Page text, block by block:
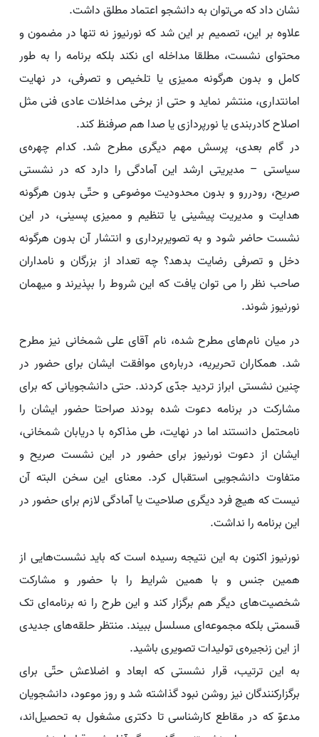
نشان داد که می‌توان به دانشجو اعتماد مطلق داشت.
علاوه بر این، تصمیم بر این شد که نورنیوز نه تنها در مضمون و
محتوای نشست، ‌مطلقا مداخله ای نکند بلکه برنامه را به طور
کامل و بدون هرگونه ممیزی یا تلخیص و تصرفی، در نهایت
امانتداری، منتشر نماید و حتی از برخی مداخلات عادی فنی مثل
اصلاح کادربندی یا نورپردازی یا صدا هم صرفنظ کند.
در گام بعدی، پرسش مهم دیگری مطرح شد. کدام چهره‌ی
سیاستی – مدیریتی ارشد این آمادگی را دارد که در نشستی
صریح، رودررو و بدون محدودیت موضوعی و حتّی بدون هرگونه
هدایت و مدیریت پیشینی یا تنظیم و ممیزی پسینی، در این
نشست حاضر شود و به تصویربرداری و انتشار آن بدون هرگونه
دخل و تصرفی رضایت بدهد؟ چه تعداد از بزرگان و نامداران
صاحب نظر را می توان یافت که این شروط را بپذیرند و میهمان
نورنیوز شوند.
در میان نام‌های مطرح شده، نام آقای علی شمخانی نیز مطرح
شد. همکاران تحریریه، درباره‌ی موافقت ایشان برای حضور در
چنین نشستی ابراز تردید جدّی کردند. حتی دانشجویانی که برای
مشارکت در برنامه دعوت شده بودند صراحتا حضور ایشان را
نامحتمل دانستند اما در نهایت، طی مذاکره با دریابان شمخانی،
ایشان از دعوت نورنیوز برای حضور در این نشست صریح و
متفاوت دانشجویی استقبال کرد. معنای این سخن البته آن
نیست که هیچ فرد دیگری صلاحیت یا آمادگی لازم برای حضور در
این برنامه را نداشت.
نورنیوز اکنون به این نتیجه رسیده است که باید نشست‌هایی از
همین جنس و با همین شرایط را با حضور و مشارکت
شخصیت‌های دیگر هم برگزار کند و این طرح را نه برنامه‌ای تک
قسمتی بلکه مجموعه‌ای مسلسل ببیند. منتظر حلقه‌های جدیدی
از این زنجیره‌ی تولیدات تصویری باشید.
به این ترتیب، قرار نشستی که ابعاد و اضلاعش حتّی برای
برگزارکنندگان نیز روشن نبود گذاشته شد و روز موعود، دانشجویان
مدعوّ که در مقاطع کارشناسی تا دکتری مشغول به تحصیل‌اند،